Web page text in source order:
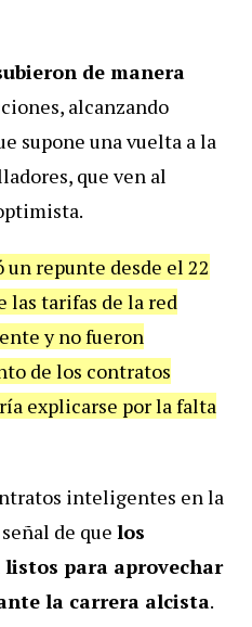
de manera
alcanzando
supone una vuelta a la
que ven al
repunte desde el 22
las tarifas de la red
y no fueron
de los contratos
explicarse por la falta
inteligentes en la
de que los
para aprovechar
la carrera alcista.